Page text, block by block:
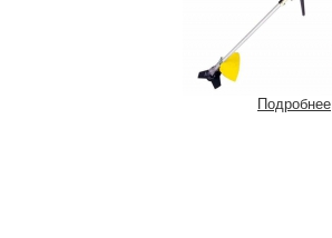
Подробнее